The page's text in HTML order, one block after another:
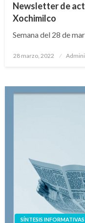
Newsletter de
Xochimilco
Semana del 28 de
Publicado
28 marzo, 2022
SÍNTESIS INFORMATIVAS